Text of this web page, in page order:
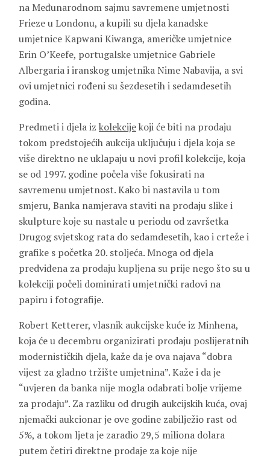
na Međunarodnom sajmu savremene umjetnosti
Frieze u Londonu, a kupili su djela kanadske
umjetnice Kapwani Kiwanga, američke umjetnice
Erin O’Keefe, portugalske umjetnice Gabriele
Albergaria i iranskog umjetnika Nime Nabavija, a svi
ovi umjetnici rođeni su šezdesetih i sedamdesetih
godina.
Predmeti i djela iz kolekcijekoji će biti na prodaju
tokom predstojećih aukcija uključuju i djela koja se
više direktno ne uklapaju u novi profil kolekcije, koja
se od 1997. godine počela više fokusirati na
savremenu umjetnost. Kako bi nastavila u tom
smjeru, Banka namjerava staviti na prodaju slike i
skulpture koje su nastale u periodu od završetka
Drugog svjetskog rata do sedamdesetih, kao i crteže i
grafike s početka 20. stoljeća. Mnoga od djela
predviđena za prodaju kupljena su prije nego što su u
kolekciji počeli dominirati umjetnički radovi na
papiru i fotografije.
Robert Ketterer, vlasnik aukcijske kuće iz Minhena,
koja će u decembru organizirati prodaju poslijeratnih
modernističkih djela, kaže da je ova najava “dobra
vijest za gladno tržište umjetnina”. Kaže i da je
“uvjeren da banka nije mogla odabrati bolje vrijeme
za prodaju”. Za razliku od drugih aukcijskih kuća, ovaj
njemački aukcionar je ove godine zabilježio rast od
5%, a tokom ljeta je zaradio 29,5 miliona dolara
putem četiri direktne prodaje za koje nije